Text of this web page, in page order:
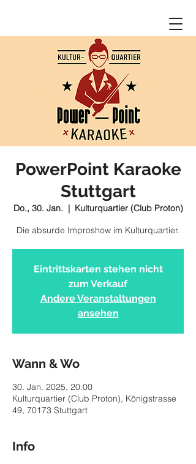
PowerPoint Karaoke
Stuttgart
Do., 30. Jan.
  |
Kulturquartier (Club Proton)
Die absurde Improshow im Kulturquartier.
Eintrittskarten stehen nicht
zum Verkauf
Andere Veranstaltungen
ansehen
Wann & Wo
30. Jan. 2025, 20:00
Kulturquartier (Club Proton), Königstrasse
49, 70173 Stuttgart
Info